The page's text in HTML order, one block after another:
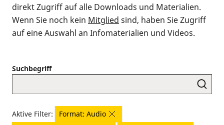
direkt Zugriff auf alle Downloads und Materialien.
Wenn Sie noch kein Mitglied sind, haben Sie Zugriff
auf eine Auswahl an Infomaterialien und Videos.
Suchbegriff
Aktive Filter:
Format: Audio